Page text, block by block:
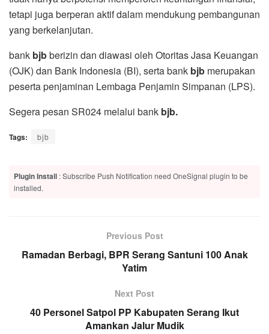
tetapi juga berperan aktif dalam mendukung pembangunan
yang berkelanjutan.
bank bjbberizin dan diawasi oleh Otoritas Jasa Keuangan
(OJK) dan Bank Indonesia (BI), serta bank bjb merupakan
peserta penjaminan Lembaga Penjamin Simpanan (LPS).
Segera pesan SR024 melalui bank bjb.
Tags: bjb
Plugin Install : Subscribe Push Notification need OneSignal plugin to be
installed.
Previous Post
Ramadan Berbagi, BPR Serang Santuni 100 Anak
Yatim
Next Post
40 Personel Satpol PP Kabupaten Serang Ikut
Amankan Jalur Mudik